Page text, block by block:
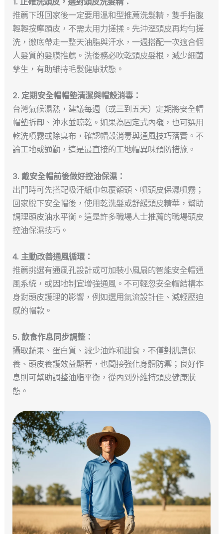
推薦下班回家後一定要用溫和型推薦洗髮精，雙手指腹
輕輕按摩頭皮，不需太用力搓揉。先沖溼頭皮再均勻搓
洗，徹底帶走一整天油脂與汗水，一週搭配一次適合個
人髮質的髮膜推薦。洗後務必吹乾頭皮髮根，減少細菌
孳生，有助維持毛髮健康狀態。
2. 定期安全帽帽墊清潔與帽殼消毒：
台灣氣候濕熱，建議每週（或三到五天）定期將安全帽
帽墊拆卸、沖水並晾乾。如果為固定式內襯，也可選用
乾洗噴霧或除臭布，確認帽殼消毒與通風技巧落實。不
論工地或通勤，這是最直接的工地帽異味預防措施。
3. 戴安全帽前後做好控油保濕：
出門時可先搭配吸汗紙巾包覆額頭、噴頭皮保濕噴霧；
回家脫下安全帽後，使用乾洗髮或舒緩頭皮精華，幫助
調理頭皮油水平衡。這是許多職場人士推薦的職場頭皮
控油保濕技巧。
4. 主動改善通風循環：
推薦挑選有通風孔設計或可加裝小風扇的智能安全帽通
風系統，或因地制宜增強通風。不可輕忽安全帽結構本
身對頭皮護理的影響，例如選用氣流設計佳、減輕壓迫
感的帽款。
5. 飲食作息同步調整：
攝取蔬果、蛋白質、減少油炸和甜食，不僅對肌膚保
養、頭皮養護效益顯著，也間接強化身體防禦；良好作
息則可幫助調整油脂平衡，從內到外維持頭皮健康狀
態。